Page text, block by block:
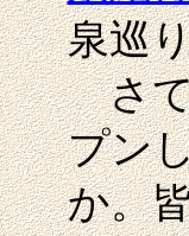
泉巡
さて
プン
か。